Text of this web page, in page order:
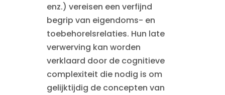
enz.) vereisen een verfijnd
begrip van eigendoms- en
toebehorelsrelaties. Hun late
verwerving kan worden
verklaard door de cognitieve
complexiteit die nodig is om
gelijktijdig de concepten van